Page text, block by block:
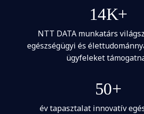
14K+
NTT DATA munkatárs
egészségügyi és
ügyfeleket
50+
év tapasztalat innovatív